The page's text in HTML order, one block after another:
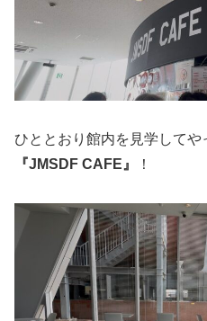
ひととおり館内を見学して
『JMSDF CAFE』
！